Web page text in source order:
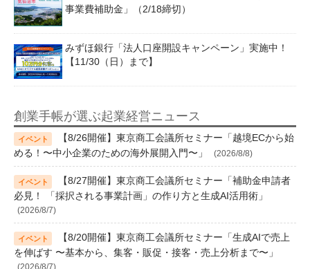
事業費補助金」（2/18締切）
みずほ銀行「法人口座開設キャンペーン」実施中！
【11/30（日）まで】
創業手帳が選ぶ起業経営ニュース
【8/26開催】東京商工会議所セミナー「越境ECから始
める！〜中小企業のための海外展開入門〜」
(2026/8/8)
【8/27開催】東京商工会議所セミナー「補助金申請者
必見！ 「採択される事業計画」の作り方と生成AI活用術」
(2026/8/7)
【8/20開催】東京商工会議所セミナー「生成AIで売上
を伸ばす 〜基本から、集客・販促・接客・売上分析まで〜」
(2026/8/7)